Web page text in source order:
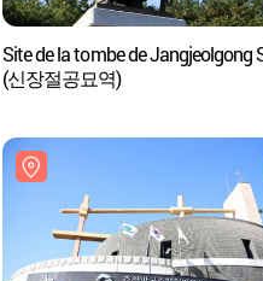
Site de la tombe de Jangjeolgong
(신장절공묘역)